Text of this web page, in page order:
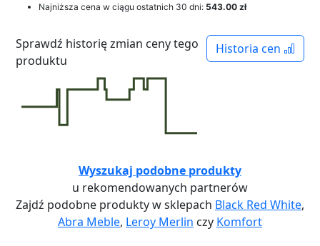
Najniższa cena w ciągu ostatnich 30 dni: 543.00 zł
Historia cen
Sprawdź historię zmian ceny tego
produktu
Wyszukaj podobne produkty
u rekomendowanych partnerów
Zajdź podobne produkty w sklepach Black Red White,
Abra Meble, Leroy Merlin czy Komfort